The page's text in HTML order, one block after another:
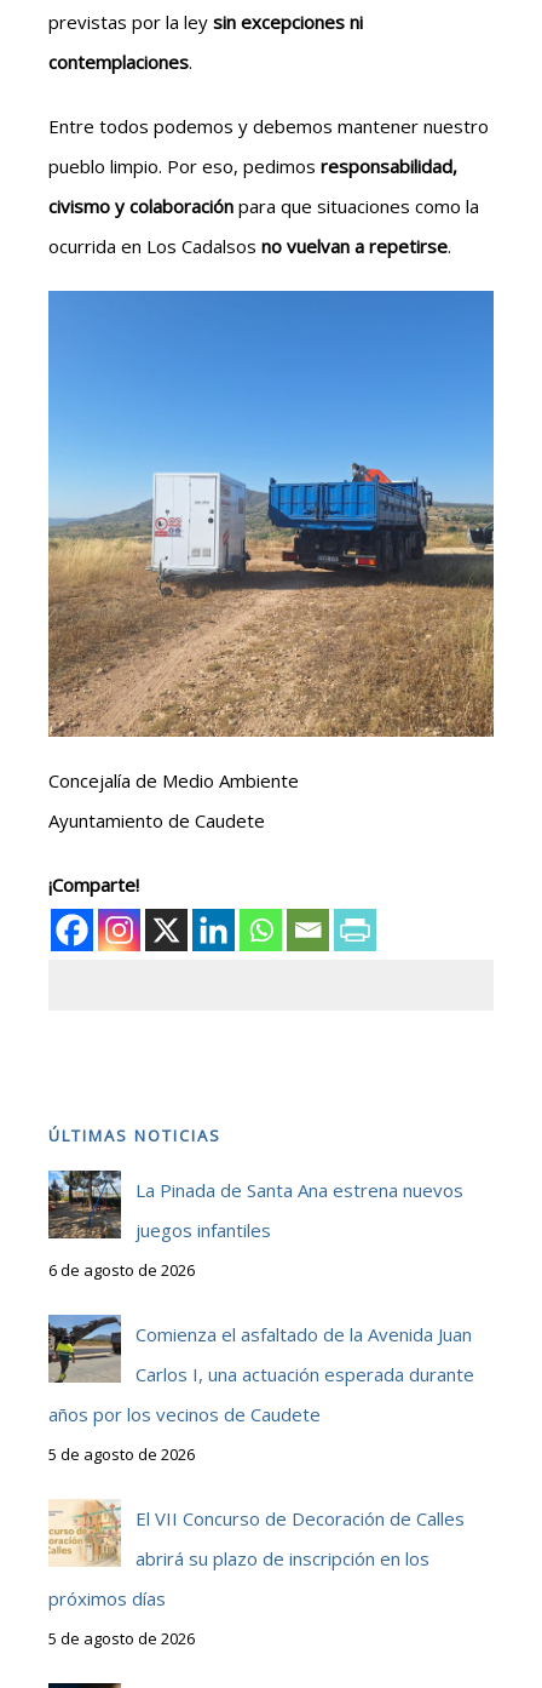
previstas por la ley sin excepciones ni
contemplaciones.
Entre todos podemos y debemos mantener nuestro
pueblo limpio. Por eso, pedimos responsabilidad,
civismo y colaboración para que situaciones como la
ocurrida en Los Cadalsos no vuelvan a repetirse.
Concejalía de Medio Ambiente
Ayuntamiento de Caudete
¡Comparte!
ÚLTIMAS NOTICIAS
La Pinada de Santa Ana estrena nuevos
juegos infantiles
6 de agosto de 2026
Comienza el asfaltado de la Avenida Juan
Carlos I, una actuación esperada durante
años por los vecinos de Caudete
5 de agosto de 2026
El VII Concurso de Decoración de Calles
abrirá su plazo de inscripción en los
próximos días
5 de agosto de 2026